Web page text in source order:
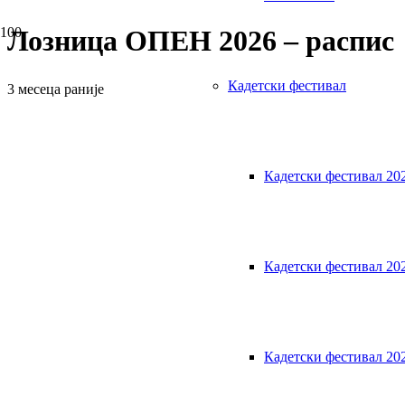
Кадетски фестивал
Кадетски фестивал
Кадетски фестивал
Кадетски фестивал
Лозница ОПЕН 2026 – распис
3 месеца раније